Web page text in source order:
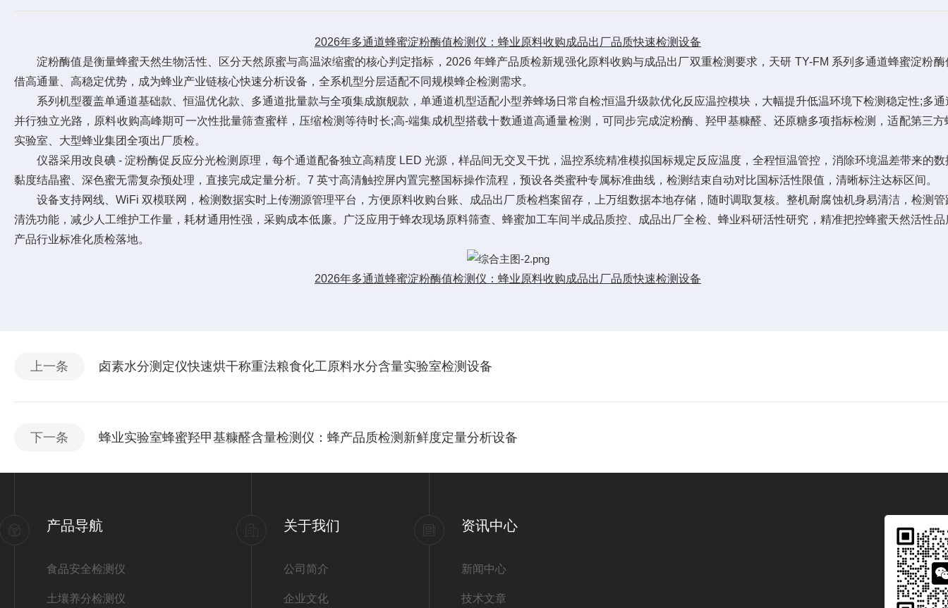
2026年多通道蜂蜜淀粉酶值检测仪：蜂业原料收购成品出厂品质快速检测设备
淀粉酶值是衡量蜂蜜天然生物活性、区分天然原蜜与高温浓缩蜜的核心判定指标，2026 年蜂产品质检新规强化原料收购与成品出厂双重检测要求，天研 TY-FM 系列多通道蜂蜜淀粉酶
借高通量、高稳定优势，成为蜂业产业链核心快速分析设备，全系机型分层适配不同规模蜂企检测需求。
系列机型覆盖单通道基础款、恒温优化款、多通道批量款与全项集成旗舰款，单通道机型适配小型养蜂场日常自检;恒温升级款优化反应温控模块，大幅提升低温环境下检测稳定性;多通
并行独立光路，原料收购高峰期可一次性批量筛查蜜样，压缩检测等待时长;高-端集成机型搭载十数通道高通量检测，可同步完成淀粉酶、羟甲基糠醛、还原糖多项指标检测，适配第三方
实验室、大型蜂业集团全项出厂质检。
仪器采用改良碘 - 淀粉酶促反应分光检测原理，每个通道配备独立高精度 LED 光源，样品间无交叉干扰，温控系统精准模拟国标规定反应温度，全程恒温管控，消除环境温差带来的数
黏度结晶蜜、深色蜜无需复杂预处理，直接完成定量分析。7 英寸高清触控屏内置完整国标操作流程，预设各类蜜种专属标准曲线，检测结束自动对比国标活性限值，清晰标注达标区间。
设备支持网线、WiFi 双模联网，检测数据实时上传溯源管理平台，方便原料收购台账、成品出厂质检档案留存，上万组数据本地存储，随时调取复核。整机耐腐蚀机身易清洁，检测管
清洗功能，减少人工维护工作量，耗材通用性强，采购成本低廉。广泛应用于蜂农现场原料筛查、蜂蜜加工车间半成品质控、成品出厂全检、蜂业科研活性研究，精准把控蜂蜜天然活性品
产品行业标准化质检落地。
2026年多通道蜂蜜淀粉酶值检测仪：蜂业原料收购成品出厂品质快速检测设备
上一条 卤素水分测定仪快速烘干称重法粮食化工原料水分含量实验室检测设备
下一条 蜂业实验室蜂蜜羟甲基糠醛含量检测仪：蜂产品质检测新鲜度定量分析设备
产品导航
食品安全检测仪
土壤养分检测仪
关于我们
公司简介
企业文化
资讯中心
新闻中心
技术文章